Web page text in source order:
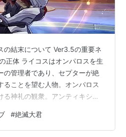
の結末について Ver3.5の重要ネ
正体 ライコスはオンパロスを生
の管理者であり、セプターが絶
ることを望む人物。オンパロス
る神礼の観衆。アンティキシラ
ク。 その正体は… 天才クラブ
知恵の星神・ヌースを作り出し
#絶滅大君